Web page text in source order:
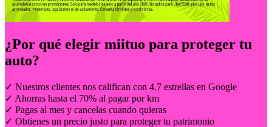
¿Por qué elegir miituo para proteger tu
auto?
✓ Nuestros clientes nos califican con 4.7 estrellas en Google
✓ Ahorras hasta el 70% al pagar por km
✓ Pagas al mes y cancelas cuando quieras
✓ Obtienes un precio justo para proteger tu patrimonio